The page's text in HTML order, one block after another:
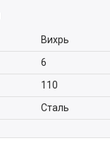
Вихрь
6
110
Сталь